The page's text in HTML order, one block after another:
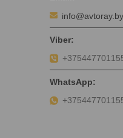
info@avtoray.by